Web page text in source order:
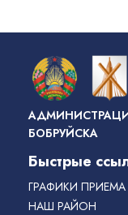
БОБРУЙСКА
Быстрые
ГРАФИКИ ПРИЕМА
НАШ РАЙОН